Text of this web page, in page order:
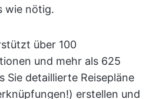
wie nötig.
über 100
und mehr als 625
Sie detaillierte Reisepläne
erstellen und